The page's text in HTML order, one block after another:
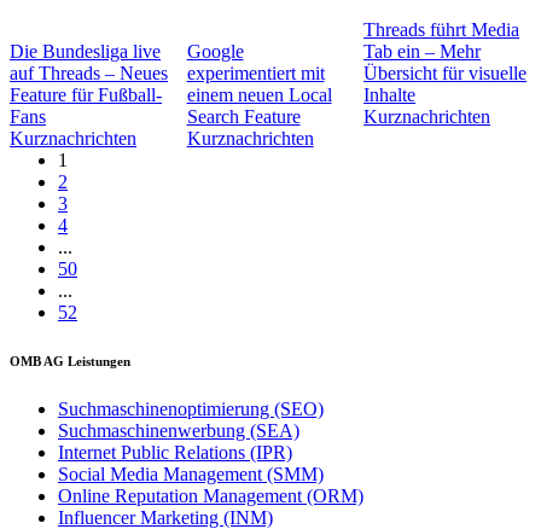
Die Bundesliga live
auf Threads – Neues
Feature für Fußball-
Fans
Kurznachrichten
Google
experimentiert mit
einem neuen Local
Search Feature
Kurznachrichten
Threads führt Media
Tab ein – Mehr
Übersicht für visuelle
Inhalte
Kurznachrichten
1
2
3
4
...
50
...
52
OMB AG Leistungen
Suchmaschinenoptimierung (SEO)
Suchmaschinenwerbung (SEA)
Internet Public Relations (IPR)
Social Media Management (SMM)
Online Reputation Management (ORM)
Influencer Marketing (INM)